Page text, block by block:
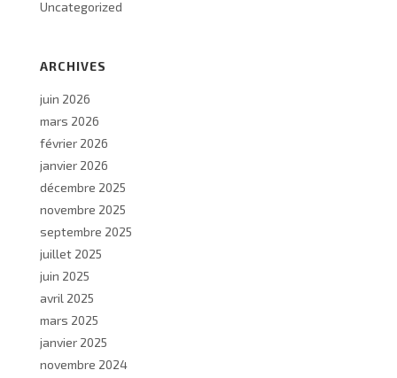
Uncategorized
ARCHIVES
juin 2026
mars 2026
février 2026
janvier 2026
décembre 2025
novembre 2025
septembre 2025
juillet 2025
juin 2025
avril 2025
mars 2025
janvier 2025
novembre 2024